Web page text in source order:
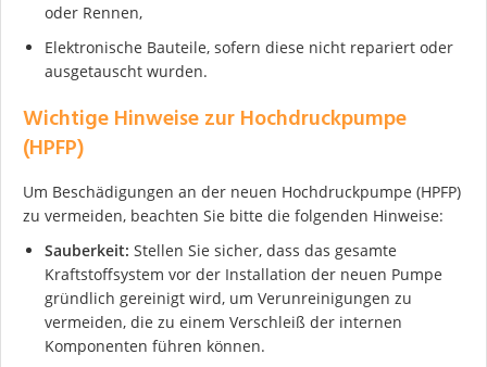
oder Rennen,
Elektronische Bauteile, sofern diese nicht repariert oder
ausgetauscht wurden.
Wichtige Hinweise zur Hochdruckpumpe
(HPFP)
Um Beschädigungen an der neuen Hochdruckpumpe (HPFP)
zu vermeiden, beachten Sie bitte die folgenden Hinweise:
Sauberkeit: Stellen Sie sicher, dass das gesamte
Kraftstoffsystem vor der Installation der neuen Pumpe
gründlich gereinigt wird, um Verunreinigungen zu
vermeiden, die zu einem Verschleiß der internen
Komponenten führen können.